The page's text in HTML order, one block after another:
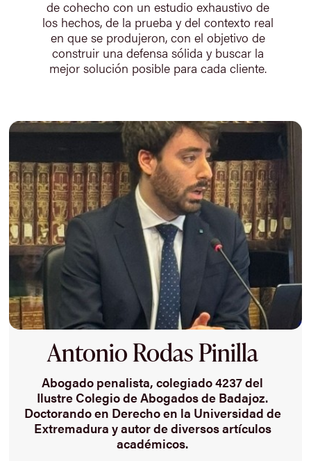
de cohecho con un estudio exhaustivo de
los hechos, de la prueba y del contexto real
en que se produjeron, con el objetivo de
construir una defensa sólida y buscar la
mejor solución posible para cada cliente.
Antonio Rodas Pinilla
Abogado penalista, colegiado 4237 del
Ilustre Colegio de Abogados de Badajoz.
Doctorando en Derecho en la Universidad de
Extremadura y autor de diversos artículos
académicos.